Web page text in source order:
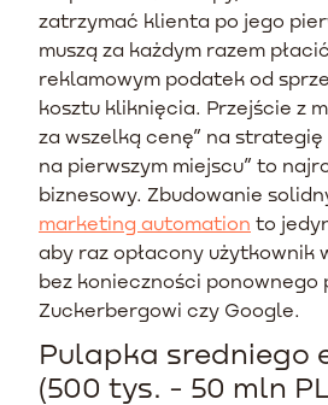
zatrzymać klienta po jego
muszą za każdym razem
reklamowym podatek od
kosztu kliknięcia. Przejście z
za wszelką cenę” na
na pierwszym miejscu” to
biznesowy. Zbudowanie
marketing automation to
aby raz opłacony użytkownik
bez konieczności ponownego
Zuckerbergowi czy Google.
Pulapka sredniego
(500 tys. - 50 mln